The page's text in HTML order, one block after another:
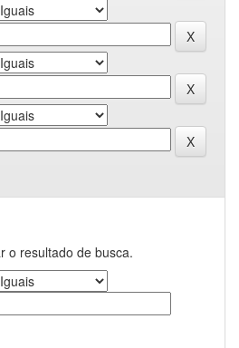
o resultado de busca.